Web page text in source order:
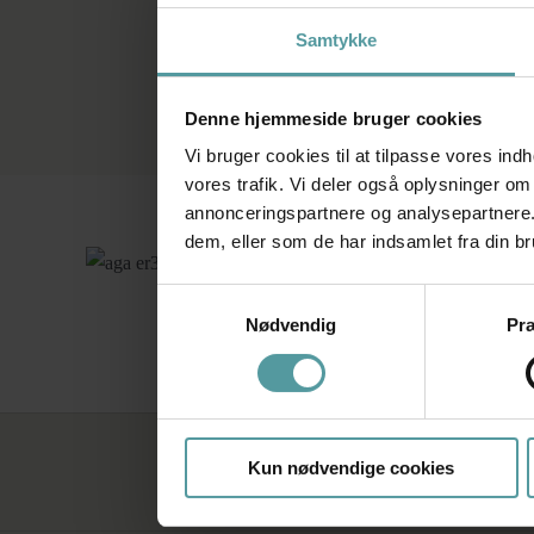
Samtykke
Denne hjemmeside bruger cookies
Vi bruger cookies til at tilpasse vores
vores trafik. Vi deler også oplysninger
annonceringspartnere og
dem, eller som de har indsamlet fra din
Nødvendig
Kun nødvendige cookies
AGA ER3 90 cm